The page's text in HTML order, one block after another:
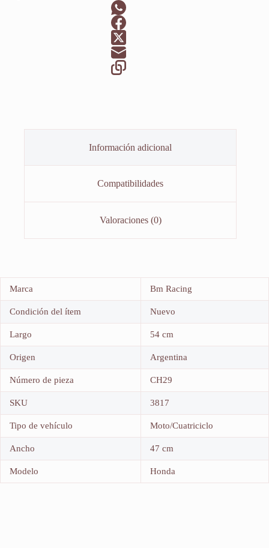
Información adicional
Compatibilidades
Valoraciones (0)
Marca Bm Racing
Condición del ítem Nuevo
Largo 54 cm
Origen Argentina
Número de pieza CH29
SKU 3817
Tipo de vehículo Moto/Cuatriciclo
Ancho 47 cm
Modelo Honda